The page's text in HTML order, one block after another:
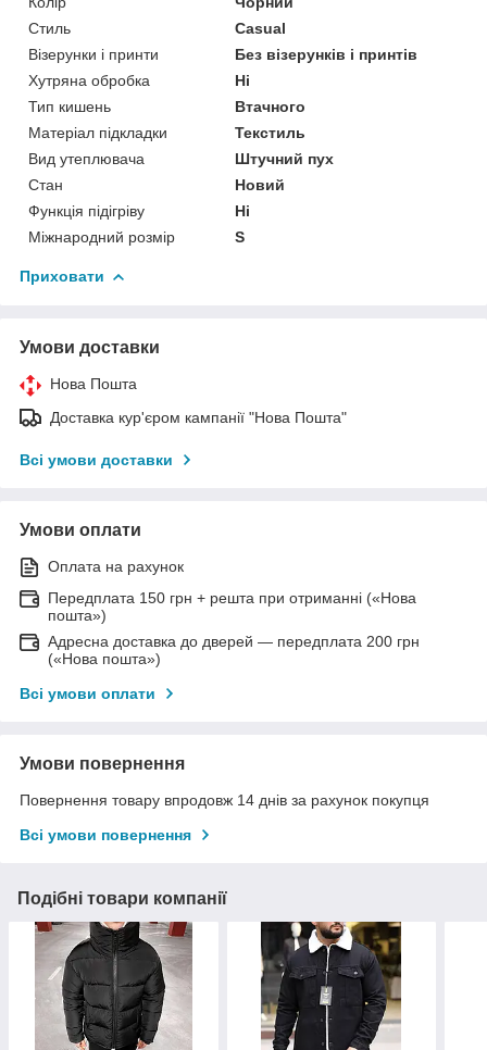
Стиль
Casual
Візерунки і принти
Без візерунків і принтів
Хутряна обробка
Ні
Тип кишень
Втачного
Матеріал підкладки
Текстиль
Вид утеплювача
Штучний пух
Стан
Новий
Функція підігріву
Ні
Міжнародний розмір
S
Приховати
Умови доставки
Нова Пошта
Доставка кур'єром кампанії "Нова Пошта"
Всі умови доставки
Умови оплати
Оплата на рахунок
Передплата 150 грн + решта при отриманні («Нова
пошта»)
Адресна доставка до дверей — передплата 200 грн
(«Нова пошта»)
Всі умови оплати
Умови повернення
Повернення товару впродовж 14 днів за рахунок покупця
Всі умови повернення
Подібні товари компанії